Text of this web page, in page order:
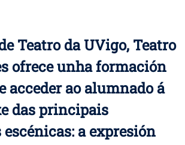
Teatro da UVigo, Teatro
ofrece unha formación
acceder ao alumnado á
das principais
a expresión